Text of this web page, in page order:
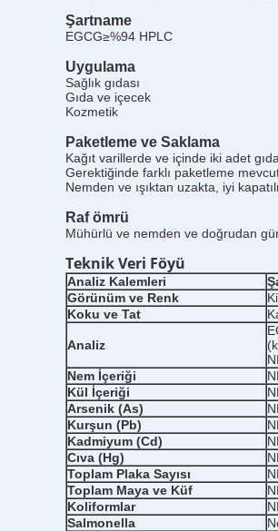
Şartname
EGCG≥%94 HPLC
Uygulama
Sağlık gıdası
Gıda ve içecek
Kozmetik
Paketleme ve Saklama
Kağıt varillerde ve içinde iki adet
Gerektiğinde farklı paketleme
Nemden ve ışıktan uzakta, iyi
Raf ömrü
Mühürlü ve nemden ve doğrudan
Teknik Veri Föyü
Analiz Kalemleri
Görünüm ve Renk
Koku ve Tat
Analiz
Nem İçeriği
Kül İçeriği
Arsenik (As)
Kurşun (Pb)
Kadmiyum (Cd)
Cıva (Hg)
Toplam Plaka Sayısı
Toplam Maya ve Küf
Koliformlar
Salmonella